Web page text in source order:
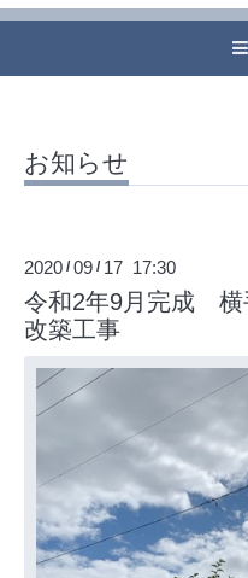
お知らせ
2020 /09 / 17 17:30
令和2年9月完成
改築工事